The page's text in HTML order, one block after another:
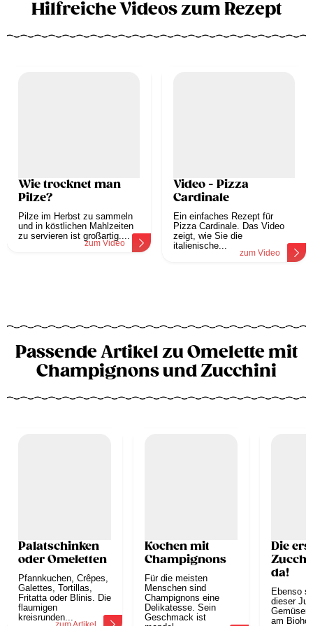
Hilfreiche Videos zum Rezept
Wie trocknet man
Pilze?
Pilze im Herbst zu sammeln
und in köstlichen Mahlzeiten
zu servieren ist großartig....
zum Video
Video - Pizza
Cardinale
Ein einfaches Rezept für
Pizza Cardinale. Das Video
zeigt, wie Sie die
italienische...
zum Video
Passende Artikel zu Omelette mit
Champignons und Zucchini
Palatschinken
oder Omeletten
Pfannkuchen, Crêpes,
Galettes, Tortillas,
Fritatta oder Blinis. Die
flaumigen
kreisrunden...
Kochen mit
Champignons
Für die meisten
Menschen sind
Champignons eine
Delikatesse. Sein
Geschmack ist
Die
da!
Ebenso
dieser
am